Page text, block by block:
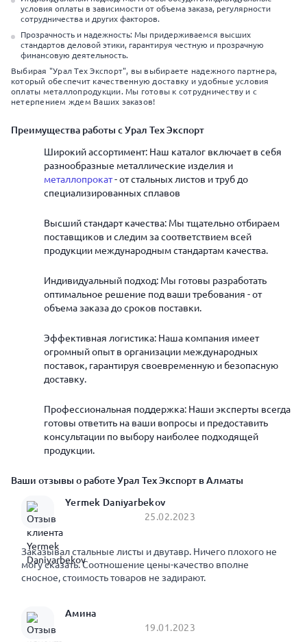
условия оплаты в зависимости от объема заказа, регулярности
сотрудничества и других факторов.
Прозрачность и надежность: Мы придерживаемся высших
стандартов деловой этики, гарантируя честную и прозрачную
финансовую деятельность.
Выбирая "Урал Тех Экспорт", вы выбираете надежного партнера,
который обеспечит качественную доставку и удобные условия
оплаты металлопродукции. Мы готовы к сотрудничеству и с
нетерпением ждем Ваших заказов!
Преимущества работы с Урал Тех Экспорт
Широкий ассортимент: Наш каталог включает в себя
разнообразные металлические изделия и
металлопрокат- от стальных листов и труб до
специализированных сплавов
Высший стандарт качества: Мы тщательно отбираем
поставщиков и следим за соответствием всей
продукции международным стандартам качества.
Индивидуальный подход: Мы готовы разработать
оптимальное решение под ваши требования - от
объема заказа до сроков поставки.
Эффективная логистика: Наша компания имеет
огромный опыт в организации международных
поставок, гарантируя своевременную и безопасную
доставку.
Профессиональная поддержка: Наши эксперты всегда
готовы ответить на ваши вопросы и предоставить
консультации по выбору наиболее подходящей
продукции.
Ваши отзывы о работе Урал Тех Экспорт в Алматы
Yermek Daniyarbekov
25.02.2023
Заказывал стальные листы и двутавр. Ничего плохого не
могу сказать. Соотношение цены-качество вполне
сносное, стоимость товаров не задирают.
Амина
19.01.2023